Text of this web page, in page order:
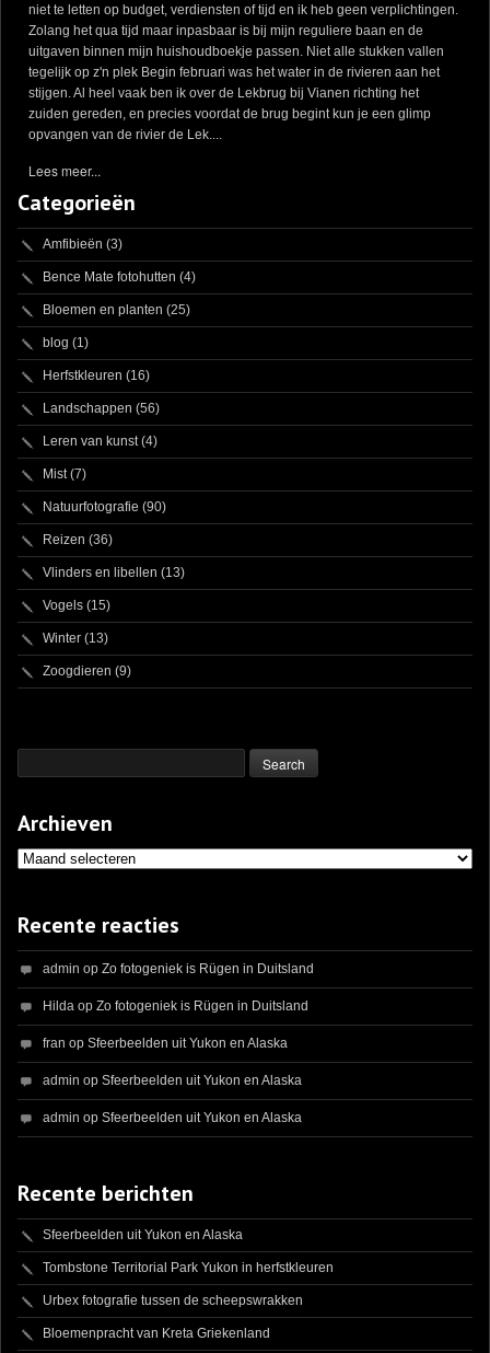
niet te letten op budget, verdiensten of tijd en ik heb geen verplichtingen.
Zolang het qua tijd maar inpasbaar is bij mijn reguliere baan en de
uitgaven binnen mijn huishoudboekje passen. Niet alle stukken vallen
tegelijk op z'n plek Begin februari was het water in de rivieren aan het
stijgen. Al heel vaak ben ik over de Lekbrug bij Vianen richting het
zuiden gereden, en precies voordat de brug begint kun je een glimp
opvangen van de rivier de Lek....
Lees meer...
Categorieën
Amfibieën (3)
Bence Mate fotohutten (4)
Bloemen en planten (25)
blog (1)
Herfstkleuren (16)
Landschappen (56)
Leren van kunst (4)
Mist (7)
Natuurfotografie (90)
Reizen (36)
Vlinders en libellen (13)
Vogels (15)
Winter (13)
Zoogdieren (9)
Archieven
Archieven
Recente reacties
admin op Zo fotogeniek is Rügen in Duitsland
Hilda op Zo fotogeniek is Rügen in Duitsland
fran op Sfeerbeelden uit Yukon en Alaska
admin op Sfeerbeelden uit Yukon en Alaska
admin op Sfeerbeelden uit Yukon en Alaska
Recente berichten
Sfeerbeelden uit Yukon en Alaska
Tombstone Territorial Park Yukon in herfstkleuren
Urbex fotografie tussen de scheepswrakken
Bloemenpracht van Kreta Griekenland